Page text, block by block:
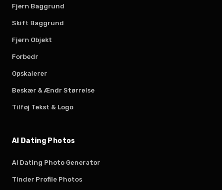
Fjern Baggrund
Skift Baggrund
Fjern Objekt
Forbedr
Opskalerer
Beskær & Ændr Størrelse
Tilføj Tekst & Logo
AI Dating Photos
AI Dating Photo Generator
Tinder Profile Photos